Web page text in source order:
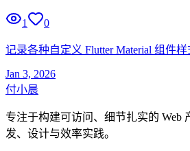
1 0
记录各种自定义 Flutter Material 组件
Jan 3, 2026
付小晨
专注于构建可访问、细节扎实的 Web
发、设计与效率实践。